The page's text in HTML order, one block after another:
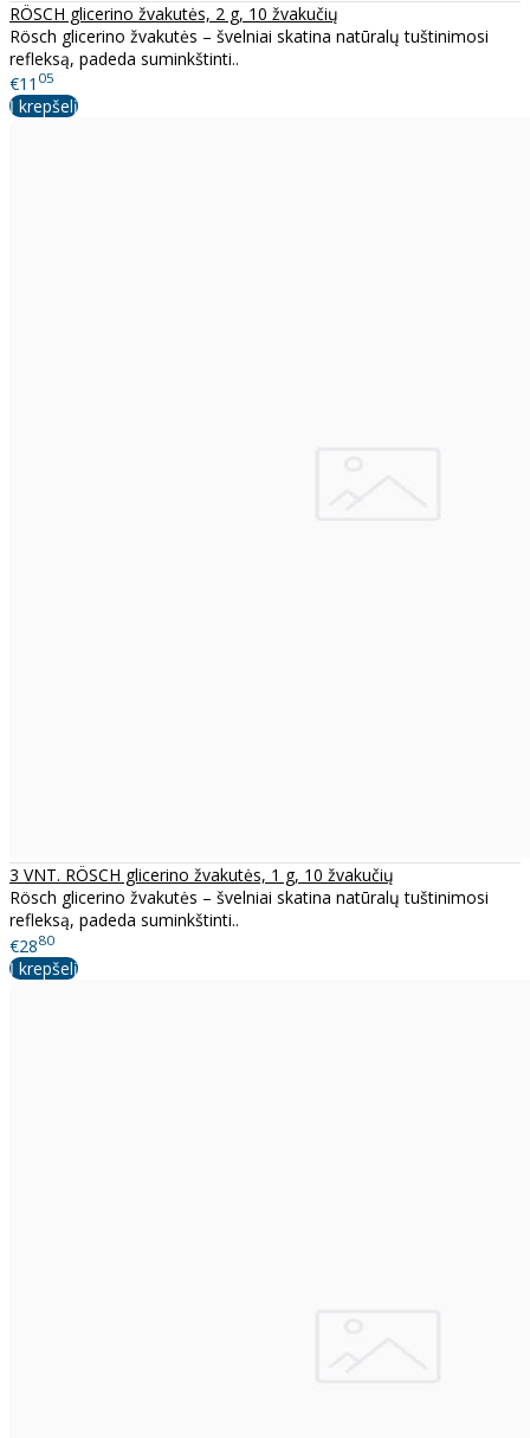
RÖSCH glicerino žvakutės, 2 g, 10 žvakučių
Rösch glicerino žvakutės – švelniai skatina natūralų tuštinimosi
refleksą, padeda suminkštinti..
€11 05
Į krepšelį
3 VNT. RÖSCH glicerino žvakutės, 1 g, 10 žvakučių
Rösch glicerino žvakutės – švelniai skatina natūralų tuštinimosi
refleksą, padeda suminkštinti..
€2880
Į krepšelį